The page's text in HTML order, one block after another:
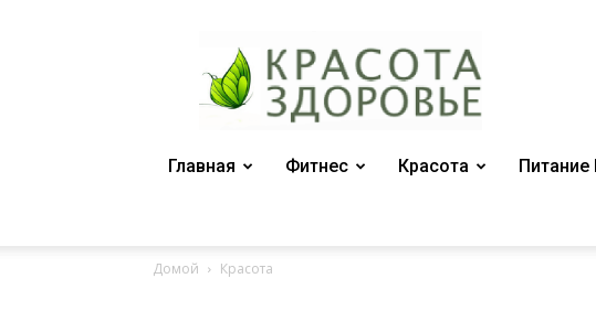
журнал
"Красота
и
Главная
Фитнес Красота
Домой Красота